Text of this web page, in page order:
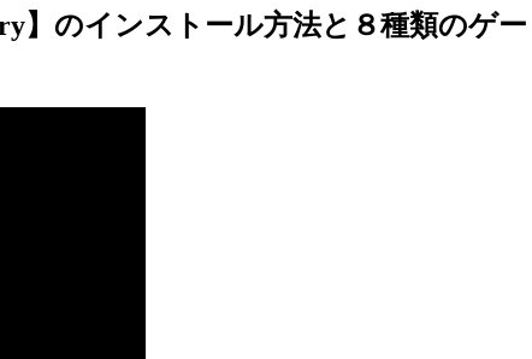
】のインストール方法と８種類のゲー